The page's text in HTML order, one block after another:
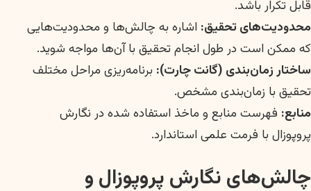
قابل تکرار باشد.
محدودیت‌های تحقیق: اشاره به چالش‌ها و محدودیت‌هایی
که ممکن است در طول انجام تحقیق با آن‌ها مواجه شوید.
ساختار زمان‌بندی (گانت چارت): برنامه‌ریزی مراحل مختلف
تحقیق با زمان‌بندی مشخص.
منابع: فهرست منابع و ماخذ استفاده شده در نگارش
پروپوزال با فرمت علمی استاندارد.
چالش‌های نگارش پروپوزال و